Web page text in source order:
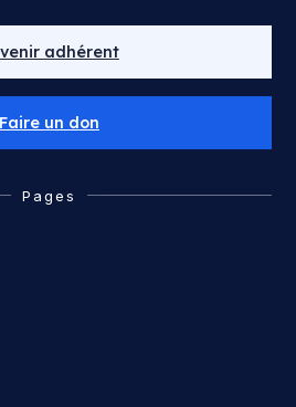
adhérent
Faire un don
Pages